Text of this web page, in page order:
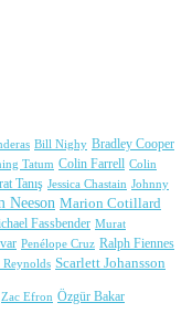
Bill Nighy Bradley Cooper
Tatum Colin Farrell Colin
Tanış Jessica Chastain Johnny
Neeson Marion Cotillard
Fassbender Murat
Penélope Cruz Ralph Fiennes
Reynolds Scarlett Johansson
Zac Efron Özgür Bakar